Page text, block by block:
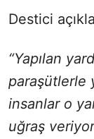
Destici
“Yapılan
paraşütlerle
insanlar o
uğraş